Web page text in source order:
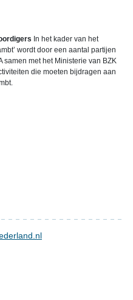
In het kader van het
wordt door een aantal partijen
samen met het Ministerie van BZK
die moeten bijdragen aan